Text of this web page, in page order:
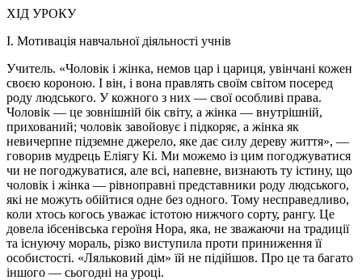
ХІД УРОКУ
I. Мотивація навчальної діяльності учнів
Учитель. «Чоловік і жінка, немов цар і цариця, увінчані кожен
своєю короною. І він, і вона правлять своїм світом посеред
роду людського. У кожного з них — свої особливі права.
Чоловік — це зовнішній бік світу, а жінка — внутрішній,
прихований; чоловік завойовує і підкоряє, а жінка як
невичерпне підземне джерело, яке дає силу дереву життя», —
говорив мудрець Еліягу Кі. Ми можемо із цим погоджуватися
чи не погоджуватися, але всі, напевне, визнають ту істину, що
чоловік і жінка — рівноправні представники роду людського,
які не можуть обійтися одне без одного. Тому несправедливо,
коли хтось когось уважає істотою нижчого сорту, рангу. Це
довела ібсенівська героїня Нора, яка, не зважаючи на традиції
та існуючу мораль, різко виступила проти приниження її
особистості. «Ляльковий дім» їй не підійшов. Про це та багато
іншого — сьогодні на уроці.